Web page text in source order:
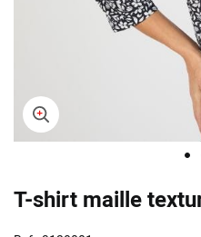
to
the
beginning
T-shirt maille